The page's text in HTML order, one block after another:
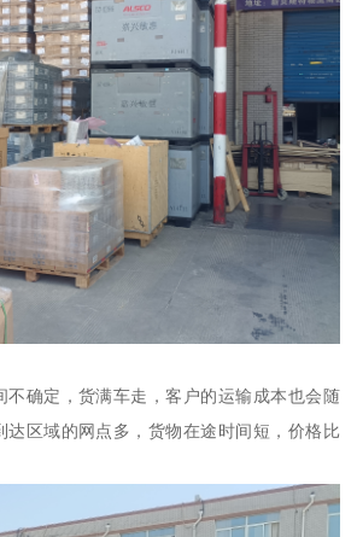
不确定，货满车走，客户的运输成本也会随
达区域的网点多，货物在途时间短，价格比